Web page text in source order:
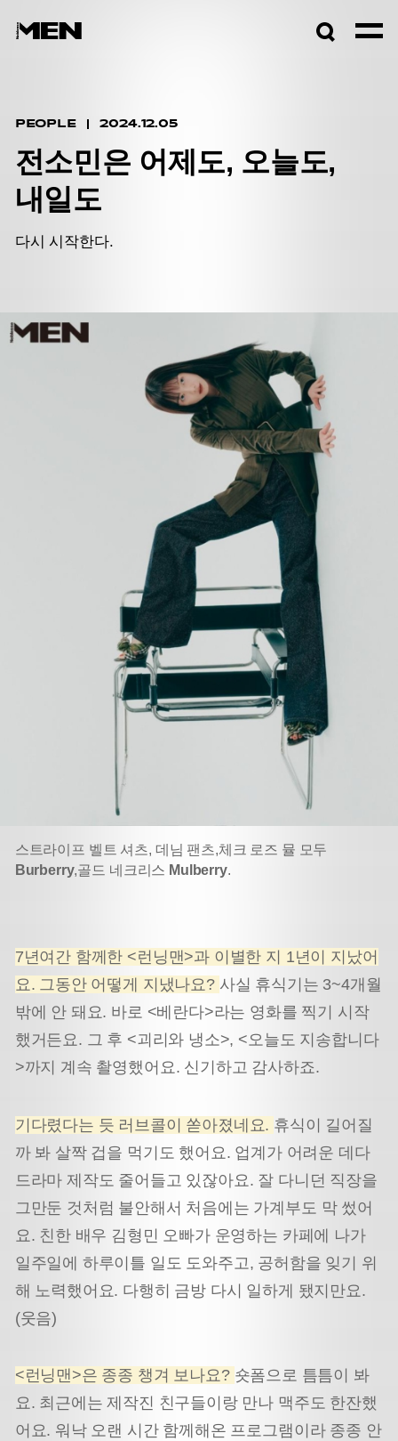
PEOPLE 2024.12.05
전소민은 어제도, 오늘도,
내일도
다시 시작한다.
스트라이프 벨트 셔츠, 데님 팬츠,체크 로즈 뮬 모두
Burberry,골드 네크리스 Mulberry.
7년여간 함께한 <런닝맨>과 이별한 지 1년이 지났어
요. 그동안 어떻게 지냈나요? 사실 휴식기는 3~4개월
밖에 안 돼요. 바로 <베란다>라는 영화를 찍기 시작
했거든요. 그 후 <괴리와 냉소>, <오늘도 지송합니다
>까지 계속 촬영했어요. 신기하고 감사하죠.
기다렸다는 듯 러브콜이 쏟아졌네요. 휴식이 길어질
까 봐 살짝 겁을 먹기도 했어요. 업계가 어려운 데다
드라마 제작도 줄어들고 있잖아요. 잘 다니던 직장을
그만둔 것처럼 불안해서 처음에는 가계부도 막 썼어
요. 친한 배우 김형민 오빠가 운영하는 카페에 나가
일주일에 하루이틀 일도 도와주고, 공허함을 잊기 위
해 노력했어요. 다행히 금방 다시 일하게 됐지만요.
(웃음)
<런닝맨>은 종종 챙겨 보나요? 숏폼으로 틈틈이 봐
요. 최근에는 제작진 친구들이랑 만나 맥주도 한잔했
어요. 워낙 오랜 시간 함께해온 프로그램이라 종종 안